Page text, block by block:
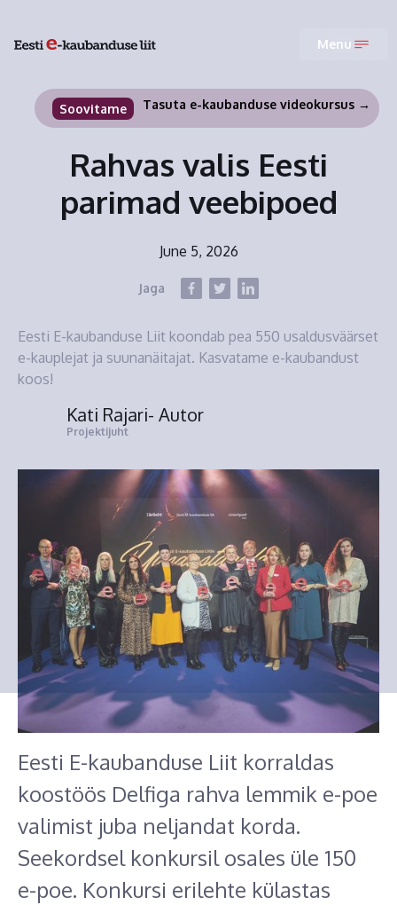
Menu
Soovitame Tasuta e-kaubanduse videokursus →
Rahvas valis Eesti
parimad veebipoed
June 5, 2026
Jaga
Eesti E-kaubanduse Liit koondab pea 550 usaldusväärset
e-kauplejat ja suunanäitajat. Kasvatame e-kaubandust
koos!
Kati Rajari- Autor
Projektijuht
Eesti E-kaubanduse Liit korraldas
koostöös Delfiga rahva lemmik e-poe
valimist juba neljandat korda.
Seekordsel konkursil osales üle 150
e-poe. Konkursi erilehte külastas